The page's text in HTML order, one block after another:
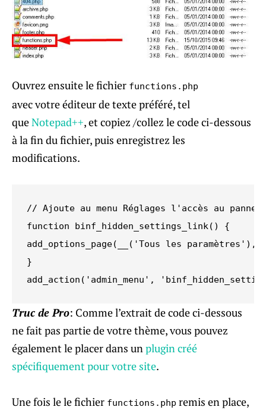
Ouvrez ensuite le fichier functions.php
avec votre éditeur de texte préféré, tel
queNotepad++, et copiez /collez le code ci-dessous
à la fin du fichier, puis enregistrez les
modifications.
// Ajoute au menu Réglages l'accès au
function binf_hidden_settings_link() {
add_options_page(__('Tous les
}
add_action('admin_menu',
Truc de Pro: Comme l’extrait de code ci-dessous
ne fait pas partie de votre thème, vous pouvez
également le placer dans unplugin créé
spécifiquement pour votre site.
Une fois le le fichier functions.php remis en place,